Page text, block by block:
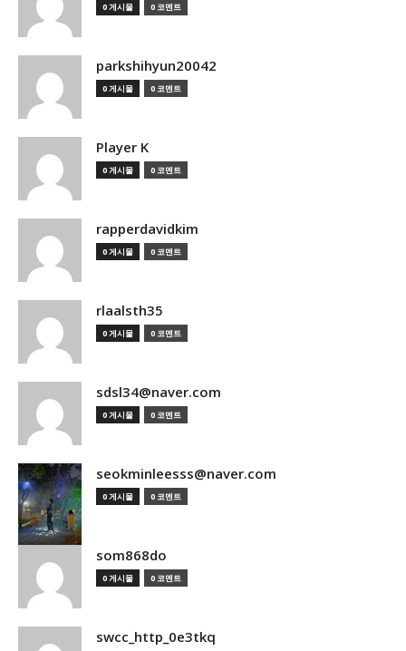
0 게시물 0 코멘트
parkshihyun20042
0 게시물 0 코멘트
Player K
0 게시물 0 코멘트
rapperdavidkim
0 게시물 0 코멘트
rlaalsth35
0 게시물 0 코멘트
sdsl34@naver.com
0 게시물 0 코멘트
seokminleesss@naver.com
0 게시물 0 코멘트
som868do
0 게시물 0 코멘트
swcc_http_0e3tkq